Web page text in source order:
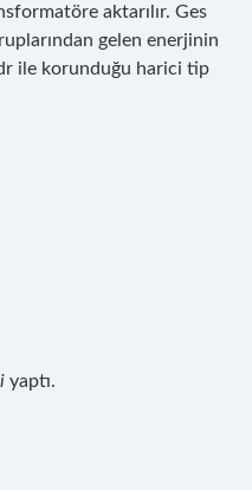
aktarılır. Ges
gelen enerjinin
ile korunduğu harici tip
yaptı.